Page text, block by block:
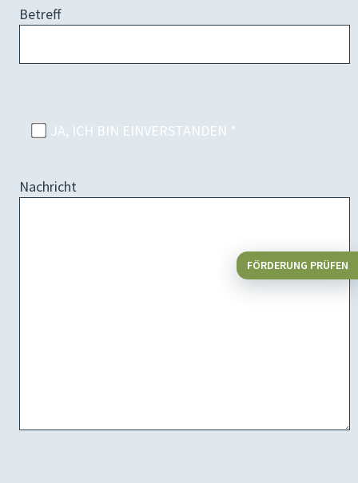
Betreff
JA, ICH BIN EINVERSTANDEN *
Nachricht
FÖRDERUNG PRÜFEN